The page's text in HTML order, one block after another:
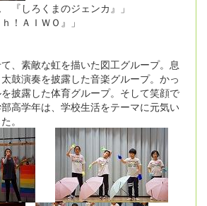
ム 『しろくまのジェンカ』」
！ＡＩＷＯ』」
、素敵な虹を描いた図工グループ。息
鼓演奏を披露した音楽グループ。かっ
披露した体育グループ。そして笑顔で
高学年は、学校生活をテーマに元気い
。